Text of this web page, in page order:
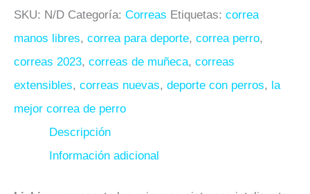
SKU: N/D Categoría: Correas Etiquetas: correa
manos libres, correa para deporte, correa perro,
correas 2023, correas de muñeca, correas
extensibles, correas nuevas, deporte con perros, la
mejor correa de perro
Descripción
Información adicional